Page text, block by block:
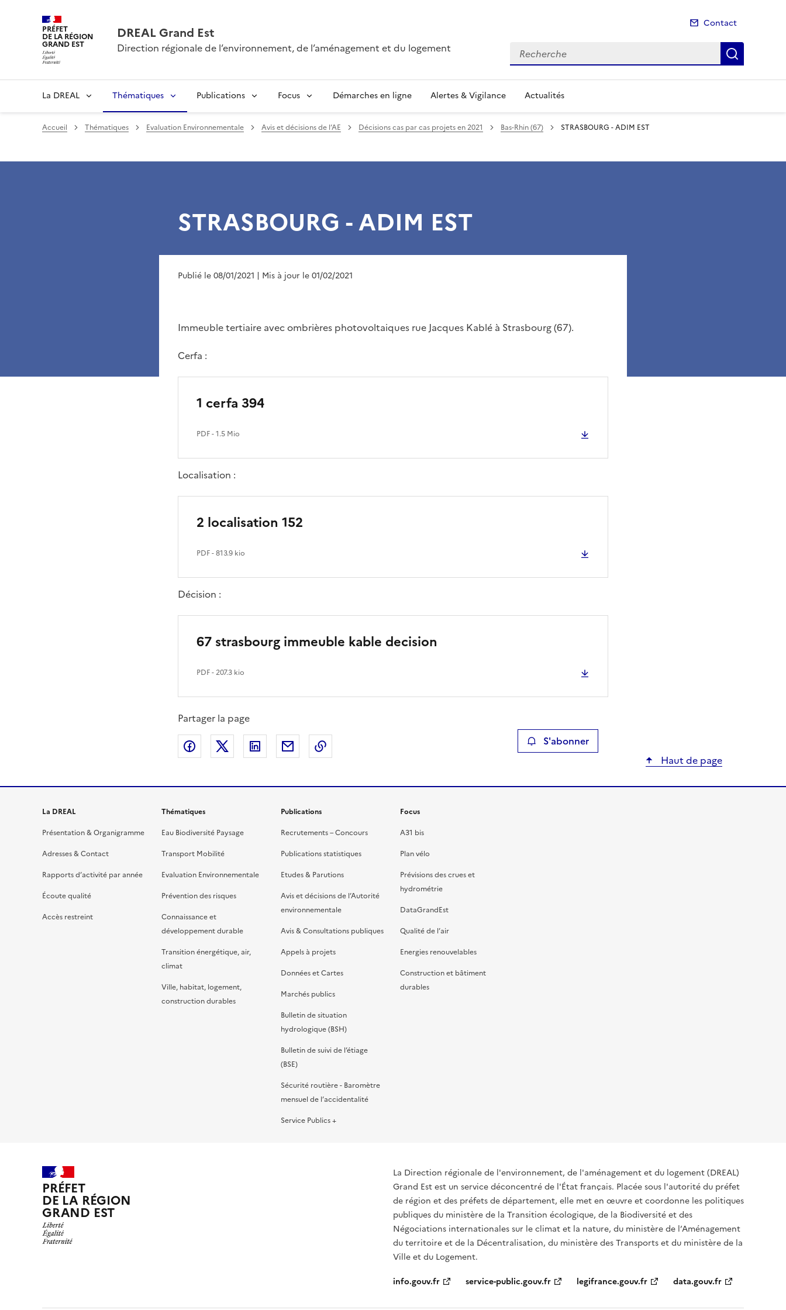
PRÉFET
DE LA RÉGION
GRAND EST
DREAL Grand Est
Direction régionale de l’environnement, de l’aménagement et du logement
Contact
Recherche
La DREAL Thématiques Publications Focus Démarches en ligne Alertes & Vigilance Actualités
Accueil Thématiques Evaluation Environnementale Avis et décisions de l’AE Décisions cas par cas projets en 2021 Bas-Rhin (67) STRASBOURG - ADIM EST
STRASBOURG - ADIM EST
Publié le 08/01/2021 | Mis à jour le 01/02/2021
Immeuble tertiaire avec ombrières photovoltaiques rue Jacques Kablé à Strasbourg (67).
Cerfa :
1 cerfa 394
PDF- 1.5 Mio
Localisation :
2 localisation 152
PDF- 813.9 kio
Décision :
67 strasbourg immeuble kable decision
PDF- 207.3 kio
Partager la page
Partager sur Facebook
Partager sur XPartager sur LinkedIn
Partager par emailCopier le lien de la page dans le presse-papier S'abonner
Haut de page
La DREAL
Présentation & Organigramme
Adresses & Contact
Rapports d’activité par année
Écoute qualité
Accès restreint
Thématiques
Eau Biodiversité Paysage
Transport Mobilité
Evaluation Environnementale
Prévention des risques
Connaissance et
développement durable
Transition énergétique, air,
climat
Ville, habitat, logement,
construction durables
Publications
Recrutements – Concours
Publications statistiques
Etudes & Parutions
Avis et décisions de l’Autorité
environnementale
Avis & Consultations publiques
Appels à projets
Données et Cartes
Marchés publics
Bulletin de situation
hydrologique (BSH)
Bulletin de suivi de l’étiage
(BSE)
Sécurité routière - Baromètre
mensuel de l’accidentalité
Service Publics +
Focus
A31 bis
Plan vélo
Prévisions des crues et
hydrométrie
DataGrandEst
Qualité de l’air
Energies renouvelables
Construction et bâtiment
durables
PRÉFET
DE LA RÉGION
GRAND EST
La Direction régionale de l'environnement, de l'aménagement et du logement (DREAL)
Grand Est est un service déconcentré de l'État français. Placée sous l'autorité du préfet
de région et des préfets de département, elle met en œuvre et coordonne les politiques
publiques du ministère de la Transition écologique, de la Biodiversité et des
Négociations internationales sur le climat et la nature, du ministère de l’Aménagement
du territoire et de la Décentralisation, du ministère des Transports et du ministère de la
Ville et du Logement.
info.gouv.fr
service-public.gouv.fr legifrance.gouv.fr data.gouv.fr